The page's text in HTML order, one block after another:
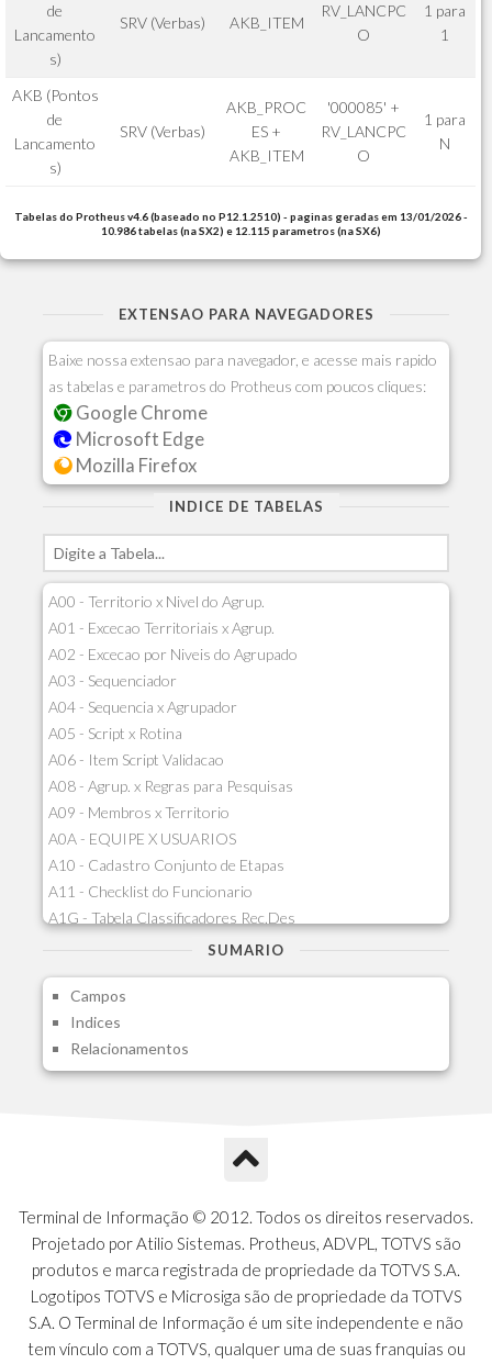
de
Lancamento
s)
SRV (Verbas) AKB_ITEM
RV_LANCPC
O
1 para
1
AKB (Pontos
de
Lancamento
s)
SRV (Verbas)
AKB_PROC
ES +
AKB_ITEM
'000085' +
RV_LANCPC
O
1 para
N
Tabelas do Protheus v4.6 (baseado no P12.1.2510) - paginas geradas em 13/01/2026 -
10.986 tabelas (na SX2) e 12.115 parametros (na SX6)
EXTENSAO PARA NAVEGADORES
Baixe nossa extensao para navegador, e acesse mais rapido
as tabelas e parametros do Protheus com poucos cliques:
Google Chrome
Microsoft Edge
Mozilla Firefox
INDICE DE TABELAS
A00 - Territorio x Nivel do Agrup.
A01 - Excecao Territoriais x Agrup.
A02 - Excecao por Niveis do Agrupado
A03 - Sequenciador
A04 - Sequencia x Agrupador
A05 - Script x Rotina
A06 - Item Script Validacao
A08 - Agrup. x Regras para Pesquisas
A09 - Membros x Territorio
A0A - EQUIPE X USUARIOS
A10 - Cadastro Conjunto de Etapas
A11 - Checklist do Funcionario
A1G - Tabela Classificadores Rec.Des
A1H - Itens Tabela Classif.Rec.Desp.
A1J - Itens Aglutinadores Visao
A1N - Tipos de Card
A1O - Cards Dashboard
A1P - Tipos de Charts
A1S - Notificacoes do Vendedor
A1U - Intermediadores
A1V - Schemas - Gestao de Vendas
A1W - Campos do Schema
A1X - CFDI Complemento Carta Porte
A1Y - Carta Porte - Localizacoes
A1Z - Carta Porte - Operadores
SUMARIO
Campos
Indices
Relacionamentos
Terminal de Informação © 2012. Todos os direitos reservados.
Projetado por Atilio Sistemas. Protheus, ADVPL, TOTVS são
produtos e marca registrada de propriedade da TOTVS S.A.
Logotipos TOTVS e Microsiga são de propriedade da TOTVS
S.A. O Terminal de Informação é um site independente e não
tem vínculo com a TOTVS, qualquer uma de suas franquias ou